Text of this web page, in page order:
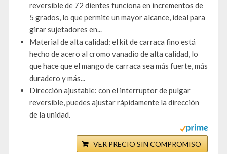
reversible de 72 dientes funciona en incrementos de
5 grados, lo que permite un mayor alcance, ideal para
girar sujetadores en...
Material de alta calidad: el kit de carraca fino está
hecho de acero al cromo vanadio de alta calidad, lo
que hace que el mango de carraca sea más fuerte, más
duradero y más...
Dirección ajustable: con el interruptor de pulgar
reversible, puedes ajustar rápidamente la dirección
de la unidad.
VER PRECIO SIN COMPROMISO